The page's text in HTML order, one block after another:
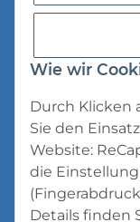
Impressum
* Alle Preise
Versand
Wie wir
Durch Klicken
Sie den
Website:
die
Details finden